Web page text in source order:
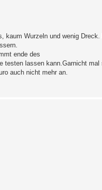
kaum Wurzeln und wenig
ende des
lassen kann.Garnicht
auch nicht mehr an.